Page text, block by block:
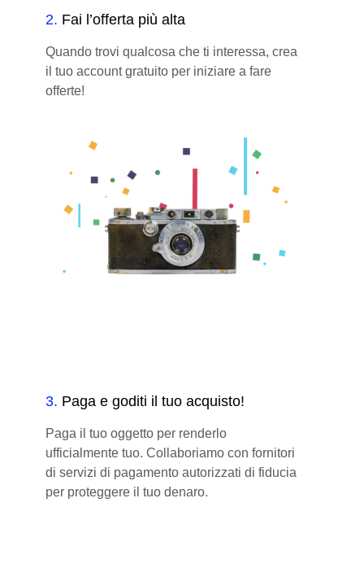
2. Fai l’offerta più alta
Quando trovi qualcosa che ti interessa, crea
il tuo account gratuito per iniziare a fare
offerte!
3. Paga e goditi il tuo acquisto!
Paga il tuo oggetto per renderlo
ufficialmente tuo. Collaboriamo con fornitori
di servizi di pagamento autorizzati di fiducia
per proteggere il tuo denaro.